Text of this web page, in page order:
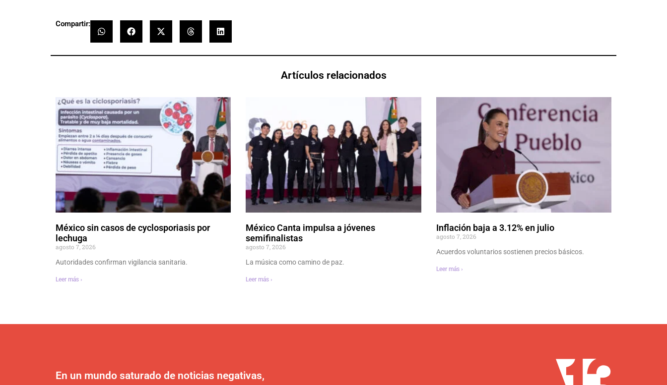
Compartir:
Artículos relacionados
México sin casos de cyclosporiasis por
lechuga
agosto 7, 2026
Autoridades confirman vigilancia sanitaria.
Leer más ›
México Canta impulsa a jóvenes
semifinalistas
agosto 7, 2026
La música como camino de paz.
Leer más ›
Inflación baja a 3.12% en julio
agosto 7, 2026
Acuerdos voluntarios sostienen precios básicos.
Leer más ›
En un mundo saturado de noticias negativas,